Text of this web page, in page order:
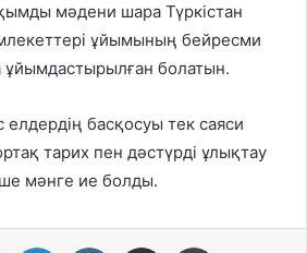
мәдени шара Түркістан
ұйымының бейресми
ұйымдастырылған болатын.
басқосуы тек саяси
тарих пен дәстүрді ұлықтау
мәнге ие болды.